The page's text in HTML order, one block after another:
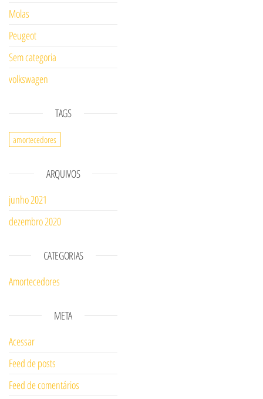
Molas
Peugeot
Sem categoria
volkswagen
TAGS
amortecedores
ARQUIVOS
junho 2021
dezembro 2020
CATEGORIAS
Amortecedores
META
Acessar
Feed de posts
Feed de comentários